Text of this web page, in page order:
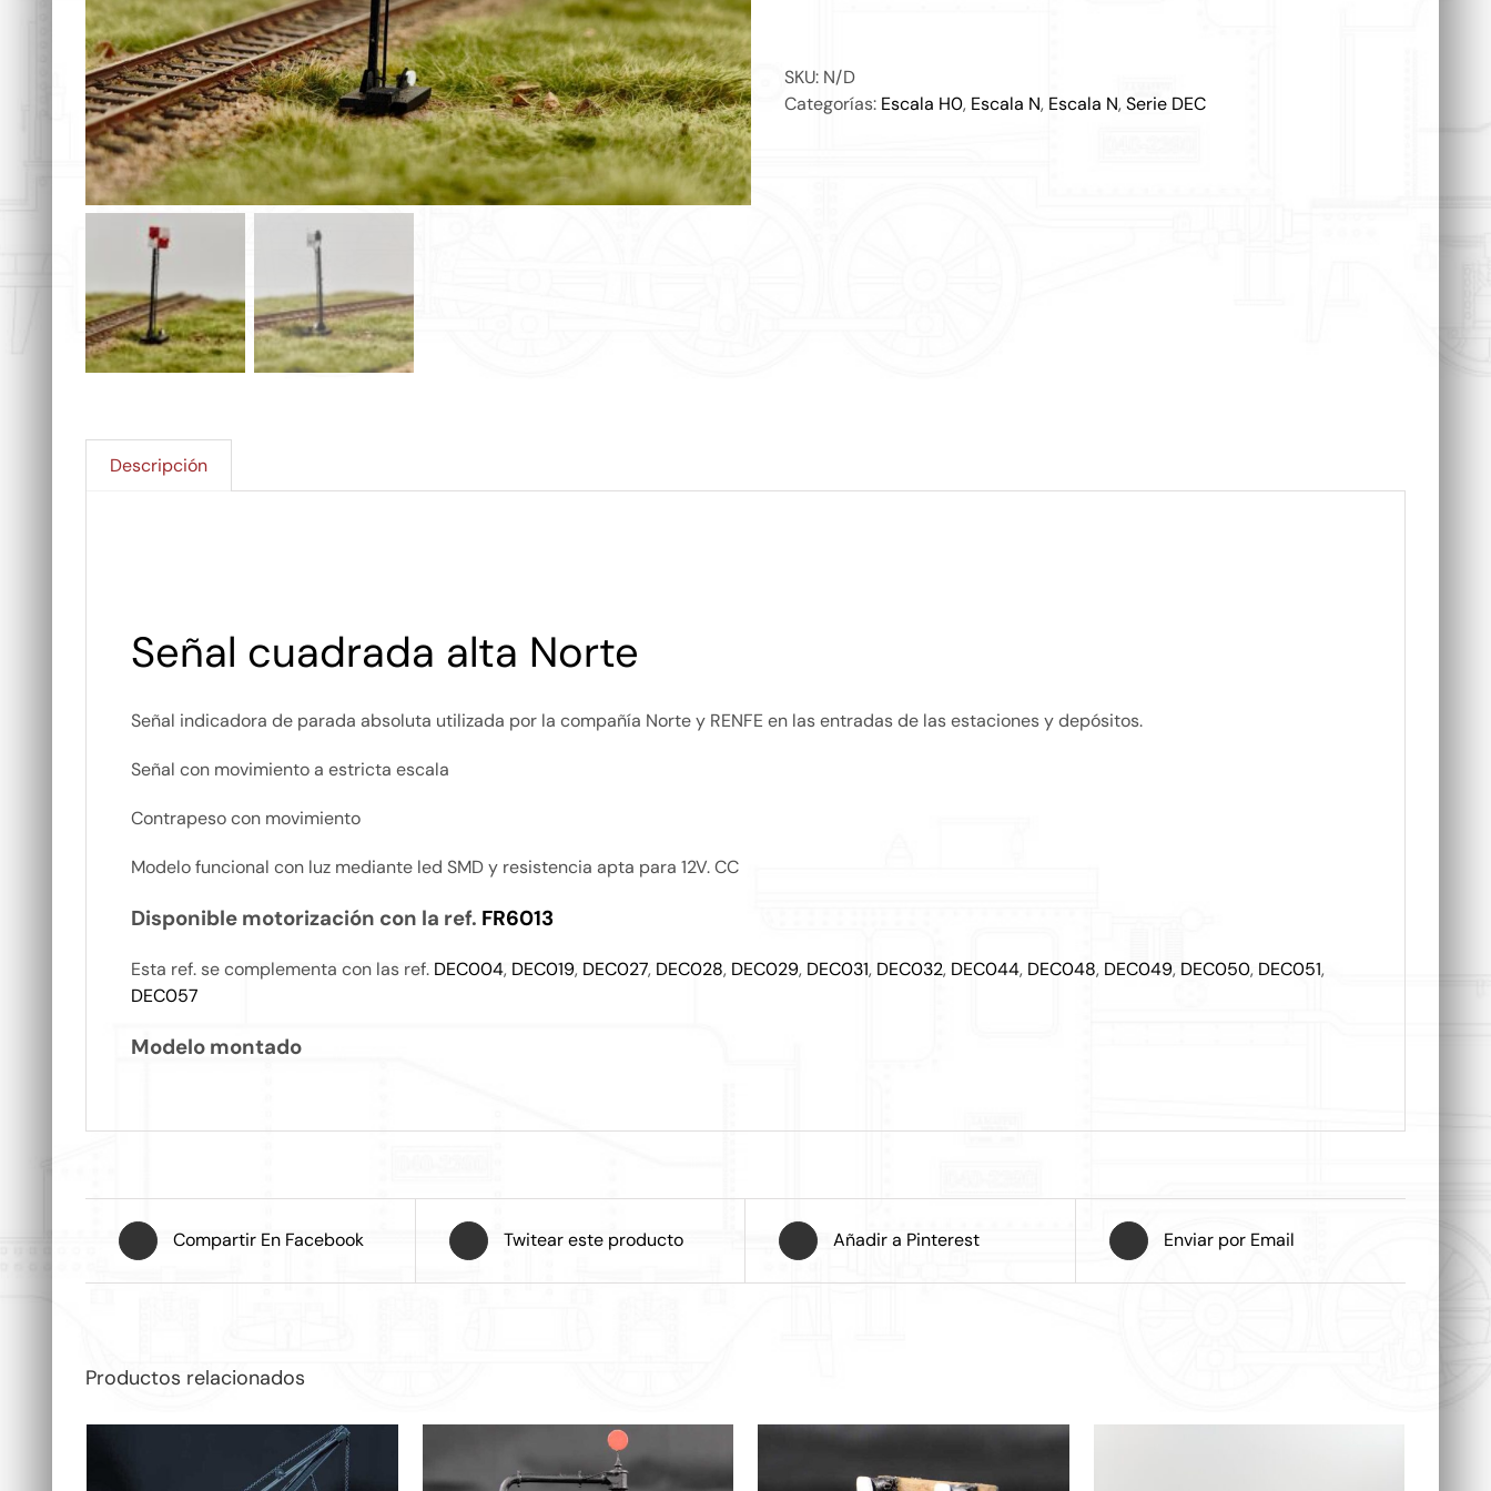
SKU: N/D
Categorías: Escala H0, Escala N, Escala N,Serie DEC
Descripción
Señal cuadrada alta Norte
Señal indicadora de parada absoluta utilizada por la compañía Norte y RENFE en las entradas de las estaciones y depósitos.
Señal con movimiento a estricta escala
Contrapeso con movimiento
Modelo funcional con luz mediante led SMD y resistencia apta para 12V. CC
Disponible motorización con la ref. FR6013
Esta ref. se complementa con las ref. DEC004, DEC019, DEC027, DEC028, DEC029, DEC031, DEC032, DEC044, DEC048, DEC049, DEC050, DEC051,
DEC057
Modelo montado
Compartir En Facebook Twitear este producto Añadir a Pinterest Enviar por Email
Productos relacionados